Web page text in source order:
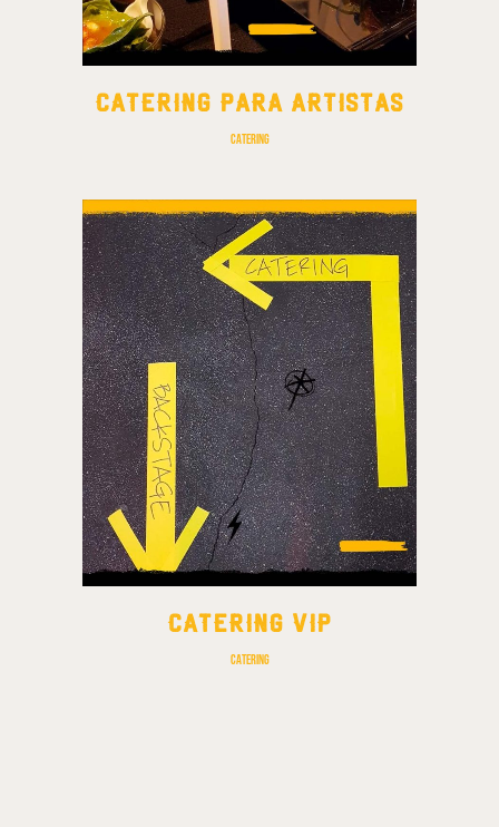
CATERING PARA ARTISTAS
Catering
CATERING VIP
Catering